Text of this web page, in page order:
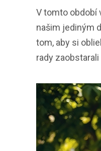
V tomto období
našim jediným
tom, aby si
rady zaobstarali